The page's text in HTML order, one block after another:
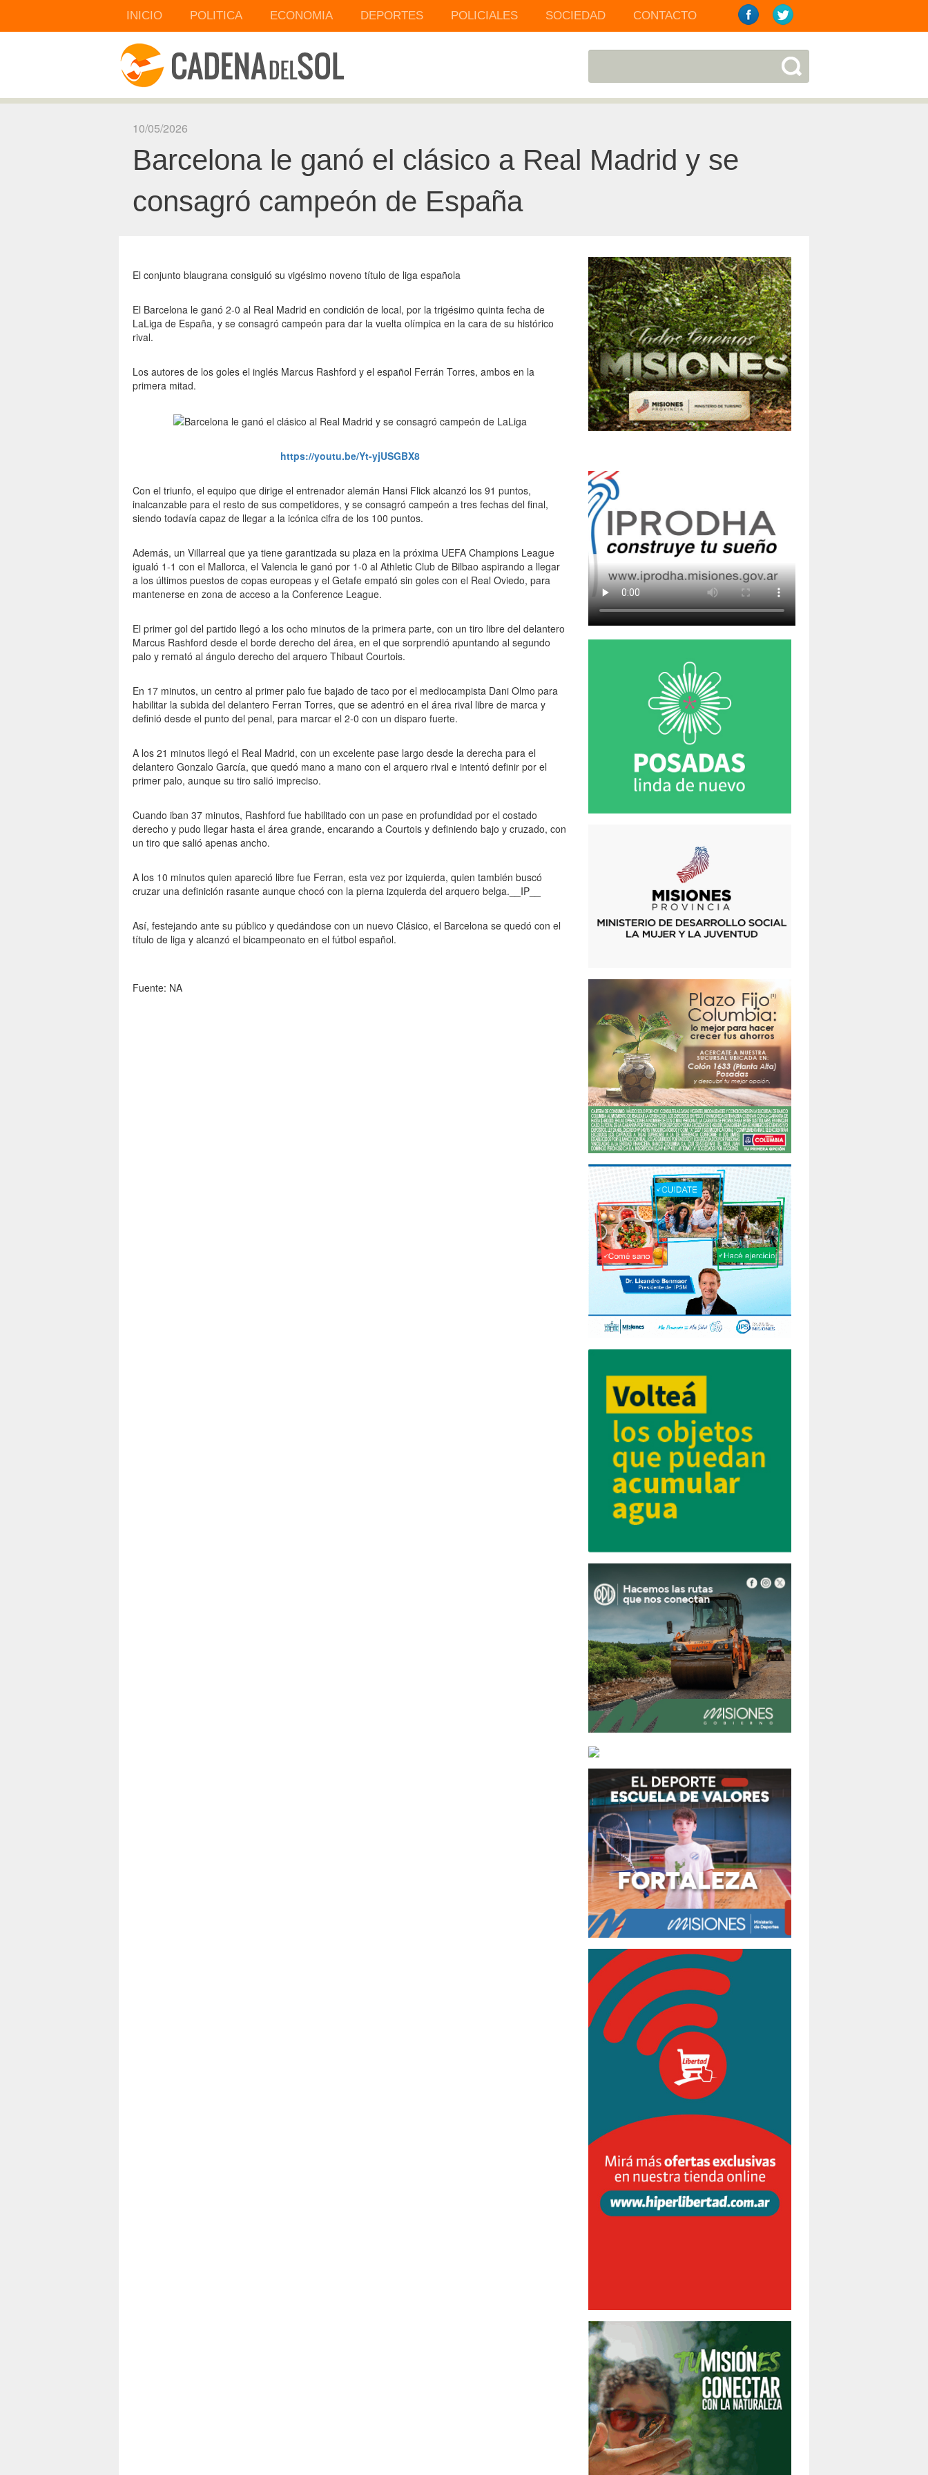
INICIO POLITICA ECONOMIA DEPORTES POLICIALES SOCIEDAD CONTACTO
10/05/2026
Barcelona le ganó el clásico a Real Madrid y se
consagró campeón de España
El conjunto blaugrana consiguió su vigésimo noveno título de liga española
El Barcelona le ganó 2-0 al Real Madrid en condición de local, por la trigésimo quinta fecha de
LaLiga de España, y se consagró campeón para dar la vuelta olímpica en la cara de su histórico
rival.
Los autores de los goles el inglés Marcus Rashford y el español Ferrán Torres, ambos en la
primera mitad.
https://youtu.be/Yt-yjUSGBX8
Con el triunfo, el equipo que dirige el entrenador alemán Hansi Flick alcanzó los 91 puntos,
inalcanzable para el resto de sus competidores, y se consagró campeón a tres fechas del final,
siendo todavía capaz de llegar a la icónica cifra de los 100 puntos.
Además, un Villarreal que ya tiene garantizada su plaza en la próxima UEFA Champions League
igualó 1-1 con el Mallorca, el Valencia le ganó por 1-0 al Athletic Club de Bilbao aspirando a llegar
a los últimos puestos de copas europeas y el Getafe empató sin goles con el Real Oviedo, para
mantenerse en zona de acceso a la Conference League.
El primer gol del partido llegó a los ocho minutos de la primera parte, con un tiro libre del delantero
Marcus Rashford desde el borde derecho del área, en el que sorprendió apuntando al segundo
palo y remató al ángulo derecho del arquero Thibaut Courtois.
En 17 minutos, un centro al primer palo fue bajado de taco por el mediocampista Dani Olmo para
habilitar la subida del delantero Ferran Torres, que se adentró en el área rival libre de marca y
definió desde el punto del penal, para marcar el 2-0 con un disparo fuerte.
A los 21 minutos llegó el Real Madrid, con un excelente pase largo desde la derecha para el
delantero Gonzalo García, que quedó mano a mano con el arquero rival e intentó definir por el
primer palo, aunque su tiro salió impreciso.
Cuando iban 37 minutos, Rashford fue habilitado con un pase en profundidad por el costado
derecho y pudo llegar hasta el área grande, encarando a Courtois y definiendo bajo y cruzado, con
un tiro que salió apenas ancho.
A los 10 minutos quien apareció libre fue Ferran, esta vez por izquierda, quien también buscó
cruzar una definición rasante aunque chocó con la pierna izquierda del arquero belga.__IP__
Así, festejando ante su público y quedándose con un nuevo Clásico, el Barcelona se quedó con el
título de liga y alcanzó el bicampeonato en el fútbol español.
Fuente: NA